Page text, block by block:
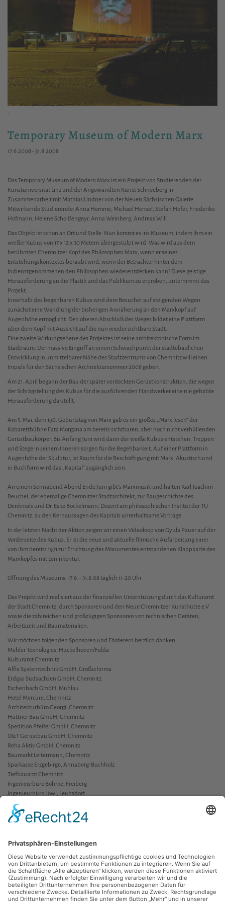
.
Temporary Museum of Modern Marx
17.6.2008 - 31.8.2008
Das Temporary Museum of Modern Marx ist ein Projekt von Studierenden der
Kunstuniversität Linz und der Angewandten Kunst Schneeberg in
Zusammenarbeit mit Mathias Lindner von der Neuen Sächsischen Galerie.
Mitwirkende Studierende: Anna Hemme, Michael Hensel, Stefan Hofer, Friederike
Hofmann, Helene Schoißengeyr, Anna Weinberg, Andreas Will
Das Objekt ist schon an Ort und Stelle. Nun kommt es ins Museum, indem ihm ein
weißer Kubus von 17 x 12 x 30 Metern übergestülpt wird. Was wird aus dem
berühmten Chemnitzer Kopf des Philosophen Marx, wenn er seines
Entstehungskontextes beraubt wird, wenn der Betrachter hinter dem
Indienstgenommenen den Philosophen wiederentdecken kann? Diese geistige
Herausforderung an die Plastik und das Publikum zu erproben, unternimmt das
Projekt.
Innerhalb des begehbaren Kubus wird dem Besucher auf steigenden Wegen
zunächst eine Wandlung der bisherigen Annäherung an den Marxkopf auf
Augenhöhe ermöglicht. Den oberen Abschluß des Weges bildet eine Plattform
über dem Kopf mit Aussicht auf die nun wieder sichtbare Stadt.
Eine zweite Wirkungsebene des Projektes ist seine architektonische Form im
Stadtraum. Der massive Eingriff an einem Schwachpunkt der städtebaulichen
Entwicklung in unmittelbarer Nähe des Stadtzentrums von Chemnitz will einen
Impuls für den Sächsischen Architektursommer 2008 geben.
Am 21. April begann der Bau der später verdeckten Gerüstkonstruktion, die wegen
der Schrägstellung des Kubus für die ausführenden Handwerker eine nie gehabte
Herausforderung darstellt.
Am 5. Mai, dem 190. Geburtstag von Marx gab es ein großes „Marx lesen“ der
Kabarettbühne Fata Morgana am bereits sichtbaren, aber noch nicht verhüllenden
Gerüstbaukörper. Bis Anfang Juni wird dann der weiße Kubus entstehen. Treppen
und Stege in seinem Inneren sorgen für die Begehbarkeit. Auf einer Plattform in
Augenhöhe der Skulptur, ist Raum für die Beschäftigung mit Marx. Akustisch und
in Buchform wird das „Kapital“ zugänglich sein.
An einem Sonnabend Abend Ende Juni gibt’s Marxmusik und halten Karl Joachim
Beuchel, der ehemalige Chemnitzer Stadtarchitekt, zur Baugeschichte des
Denkmals und Dr. Eske Bockelmann, Dozent am philosophischen Institut der TU
Chemnitz, zu den Kernaussagen des Kapitals unterhaltsame Vorträge.
In der letzten Nacht der Aktion zeigen wir einen Videoloop von Gyula Pauer auf der
Vorderseite des Kubus. Er ist die neue und aktuelle filmische Aufarbeitung einer
von ihm bereits 1971 zur Errichtung des Monumentes entstandenen Klappkarte des
Marxkopfes mit Leninkontur.
Öffnung des Museums: 17.6. - 31.8.08 täglich 11-20 Uhr
Das Projekt wird realisiert aus der finanziellen Unterstützung durch das Kulturamt
der Stadt Chemnitz, durch Sponsoren und den Neue Chemnitzer Kunsthütte e.V.
sowie die zahlreichen und großzügigen Sponsoren von technischen Geräten,
Arbeitszeit und Baumaterialien.
Wir möchten folgenden Sponsoren und Förderern herzlich danken:
Mehler Texnologies, Hückelhoven/Fulda
Kulturamt Chemnitz
Alfix Systemtechnik GmbH, Großschirma
Erdgas Südsachsen GmbH, Chemnitz
Eschenbach GmbH, Mühlau
Hotel Mercure, Chemnitz
Architekturbüro Georgi, Chemnitz
Hüttner Bau GmbH, Chemnitz
Spedition Pfeifer GmbH, Chemnitz
O&T Gerüstbau GmbH, Chemnitz
Reha Aktiv GmbH, Chemnitz
Baumarkt Leitermann, Chemnitz
Sparkasse Erzgebirge, Annaberg-Buchholz
Tiefbauamt Chemnitz
Ingenieurbüro Böhme, Freiberg
Ingenieurbüro Löwl, Leubsdorf
Karl-Friedrich Schmerer, Chemnitz
Dr. Eske Bockelmann, Chemnitz
Karl Joachim Beuchel, Chemnitz
Wal Buchenberg
Angewandte Kunst Schneeberg
Kunstuniversität Linz
Mannheimer Versicherung AG
MVS Zeppelin, Chemnitz-Röhrsdorf
BASEG werbung+kommunikation, Chemnitz